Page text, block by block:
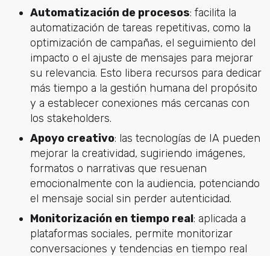
Automatización de procesos: facilita la
automatización de tareas repetitivas, como la
optimización de campañas, el seguimiento del
impacto o el ajuste de mensajes para mejorar
su relevancia. Esto libera recursos para dedicar
más tiempo a la gestión humana del propósito
y a establecer conexiones más cercanas con
los stakeholders.
Apoyo creativo: las tecnologías de IA pueden
mejorar la creatividad, sugiriendo imágenes,
formatos o narrativas que resuenan
emocionalmente con la audiencia, potenciando
el mensaje social sin perder autenticidad.
Monitorización en tiempo real: aplicada a
plataformas sociales, permite monitorizar
conversaciones y tendencias en tiempo real